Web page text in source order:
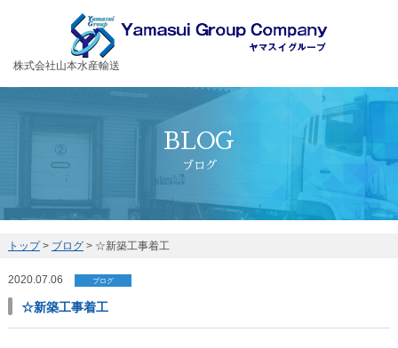
お客様の大切な荷物を安全・丁寧に運送するヤマスイグループ
株式会社山本水産輸送
BLOG
ブログ
トップ> ブログ> ☆新築工事着工
2020.07.06 ブログ
☆新築工事着工